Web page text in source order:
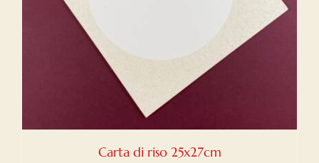
Carta di riso 25x27cm